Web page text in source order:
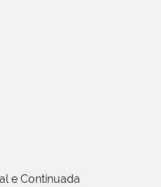
e Continuada